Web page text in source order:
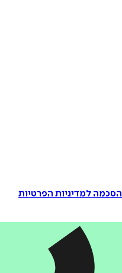
הסכמה למדיניות הפרטיות